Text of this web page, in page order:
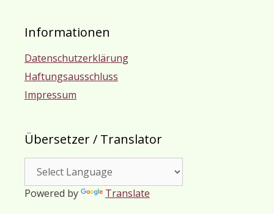
Informationen
Datenschutzerklärung
Haftungsausschluss
Impressum
Übersetzer / Translator
Powered by Translate